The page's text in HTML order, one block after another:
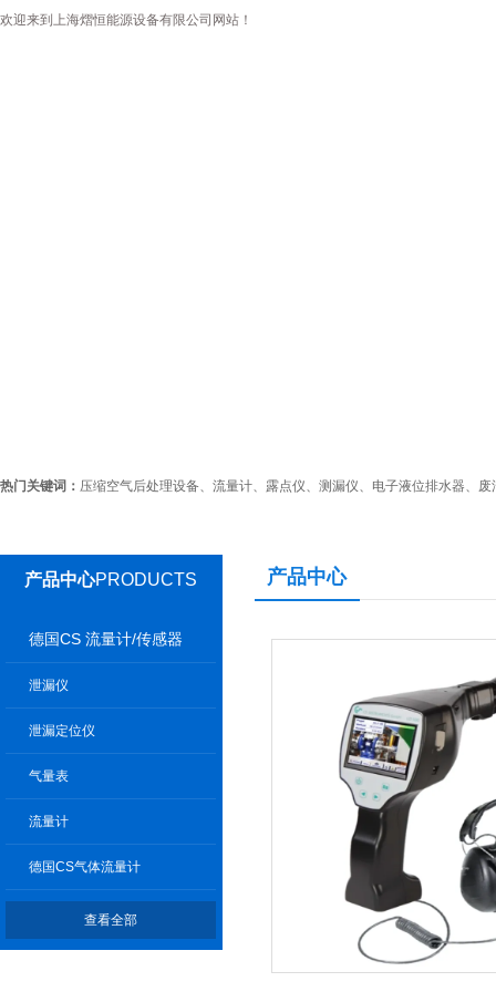
欢迎来到上海熠恒能源设备有限公司网站！
热门关键词： 压缩空气后处理设备、流量计、露点仪、测漏仪、电子液位排水器、
产品中心PRODUCTS
德国CS 流量计/传感器
泄漏仪
泄漏定位仪
气量表
流量计
德国CS气体流量计
查看全部
产品中心